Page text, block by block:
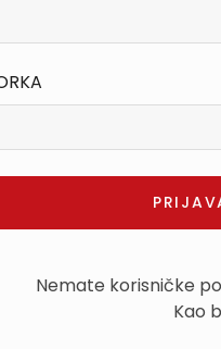
Nemate korisničke
Kao